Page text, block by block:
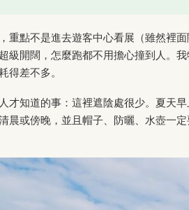
重點不是進去遊客中心看展（雖然裡
級開闊，怎麼跑都不用擔心撞到人。
得差不多。
才知道的事：這裡遮陰處很少。夏天
晨或傍晚，並且帽子、防曬、水壺一